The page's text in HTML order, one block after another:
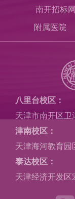
南开招标网
附属医院
八里台校区：
天津市南开区卫
津南校区：
天津海河教育园
泰达校区：
天津经济开发区